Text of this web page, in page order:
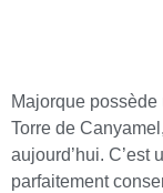
Majorque
Torre de
aujourd’hui. C’est
parfaitement